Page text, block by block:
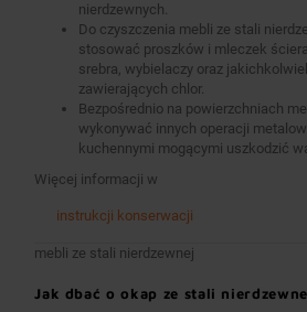
nierdzewnych.
Do czyszczenia mebli ze stali
stosować proszków i mleczek
srebra, wybielaczy oraz
zawierających chlor.
Bezpośrednio na powierzchniach
wykonywać innych operacji
kuchennymi mogącymi uszkodzić
Więcej informacji w
instrukcji konserwacji
mebli ze stali nierdzewnej
Jak dbać o okap ze stali